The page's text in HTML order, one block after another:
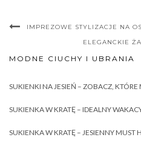
IMPREZOWE STYLIZACJE NA
ELEGANCKIE
MODNE CIUCHY I UBRANIA
SUKIENKI NA JESIEŃ – ZOBACZ,
SUKIENKA W KRATĘ – IDEALNY
SUKIENKA W KRATĘ – JESIENNY MUST